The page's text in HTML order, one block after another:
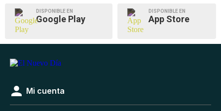
DISPONIBLE EN
Google Play
DISPONIBLE EN
App Store
Mi cuenta